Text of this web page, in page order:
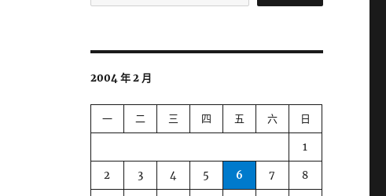
2004 年 2 月
一 二 三 四 五 六 日
1
2 3 4 5 6 7 8